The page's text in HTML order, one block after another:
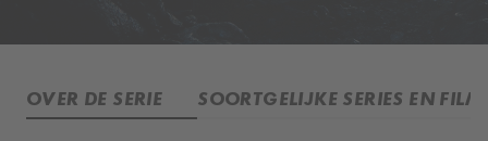
OVER DE SERIE SOORTGELIJKE SERIES EN